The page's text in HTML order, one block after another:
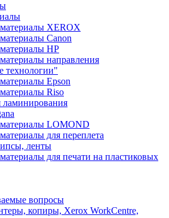
XEROX
Canon
HP
направления
технологии"
Epson
Riso
ламинирования
LOMOND
для переплета
ленты
для печати на пластиковых
вопросы
копиры, Xerox WorkCentre,